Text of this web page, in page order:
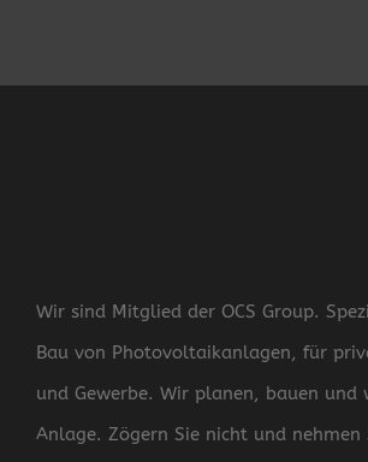
Wir sind Mitglied der OCS Group.
Bau von Photovoltaikanlagen, für
und Gewerbe. Wir planen, bauen und
Anlage. Zögern Sie nicht und